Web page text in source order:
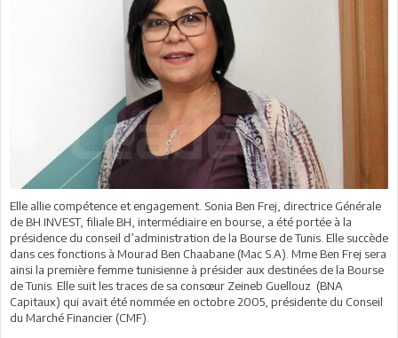
Elle allie compétence et engagement. Sonia Ben Frej, directrice Générale
de BH INVEST, filiale BH, intermédiaire en bourse, a été portée à la
présidence du conseil d’administration de la Bourse de Tunis. Elle succède
dans ces fonctions à Mourad Ben Chaabane (Mac S.A). Mme Ben Frej sera
ainsi la première femme tunisienne à présider aux destinées de la Bourse
de Tunis. Elle suit les traces de sa consœur Zeineb Guellouz (BNA
Capitaux) qui avait été nommée en octobre 2005, présidente du Conseil
du Marché Financier (CMF).